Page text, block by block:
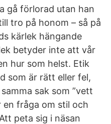
gå förlorad utan han
tro på honom – så på
kärlek hängande
betyder inte att vår
hur som helst. Etik
som är rätt eller fel,
sak som ”vett
en fråga om stil och
peta sig i näsan